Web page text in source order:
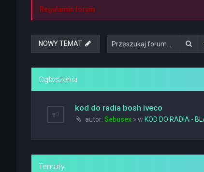
Regulamin forum
NOWY TEMAT
Ogłoszenia
kod do radia bosh iveco
autor: Sebusex » w KOD DO RADIA -
Tematy